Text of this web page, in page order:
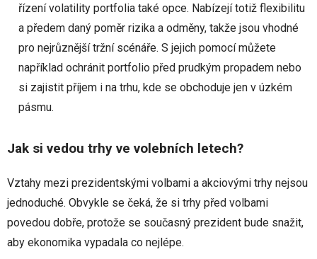
řízení volatility portfolia také opce. Nabízejí totiž flexibilitu
a předem daný poměr rizika a odměny, takže jsou vhodné
pro nejrůznější tržní scénáře. S jejich pomocí můžete
například ochránit portfolio před prudkým propadem nebo
si zajistit příjem i na trhu, kde se obchoduje jen v úzkém
pásmu.
Jak si vedou trhy ve volebních letech?
Vztahy mezi prezidentskými volbami a akciovými trhy nejsou
jednoduché. Obvykle se čeká, že si trhy před volbami
povedou dobře, protože se současný prezident bude snažit,
aby ekonomika vypadala co nejlépe.